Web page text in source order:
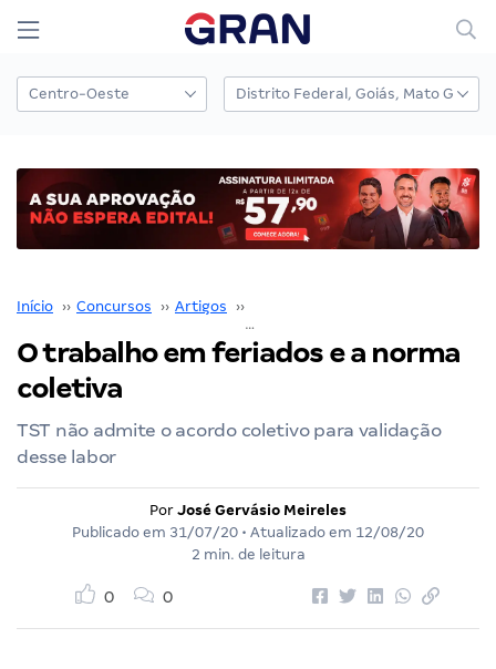
Início ›› Concursos ›› Artigos ››
O trabalho em feriados e a norma
coletiva
TST não admite o acordo coletivo para validação
desse labor
Por José Gervásio Meireles
Publicado em 31/07/20 • Atualizado em 12/08/20
2 min. de leitura
0 0